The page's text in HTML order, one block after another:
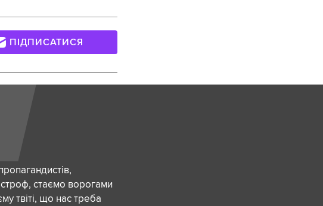
ПІДПИСАТИСЯ
стаємо ворогами
твіті, що нас треба